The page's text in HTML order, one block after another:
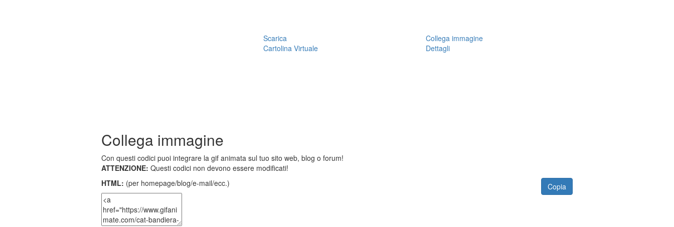
Scarica
Collega immagine
Cartolina Virtuale
Dettagli
Collega immagine
Con questi codici puoi integrare la gif animata sul tuo sito web, blog o forum!
ATTENZIONE: Questi codici non devono essere modificati!
HTML: (per homepage/blog/e-mail/ecc.) Copia